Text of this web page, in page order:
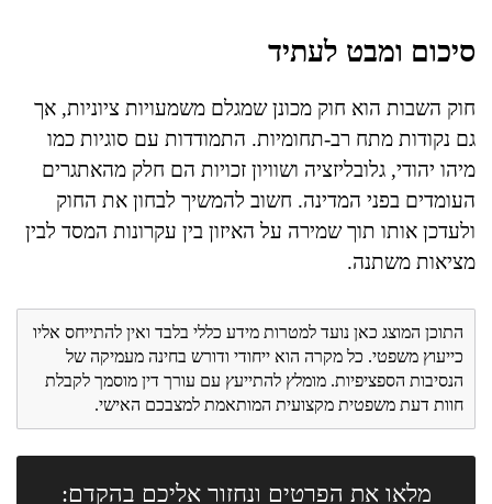
סיכום ומבט לעתיד
חוק השבות הוא חוק מכונן שמגלם משמעויות ציוניות, אך
גם נקודות מתח רב-תחומיות. התמודדות עם סוגיות כמו
מיהו יהודי, גלובליזציה ושוויון זכויות הם חלק מהאתגרים
העומדים בפני המדינה. חשוב להמשיך לבחון את החוק
ולעדכן אותו תוך שמירה על האיזון בין עקרונות המסד לבין
מציאות משתנה.
התוכן המוצג כאן נועד למטרות מידע כללי בלבד ואין להתייחס אליו
כייעוץ משפטי. כל מקרה הוא ייחודי ודורש בחינה מעמיקה של
הנסיבות הספציפיות. מומלץ להתייעץ עם עורך דין מוסמך לקבלת
חוות דעת משפטית מקצועית המותאמת למצבכם האישי.
מלאו את הפרטים ונחזור אליכם בהקדם: